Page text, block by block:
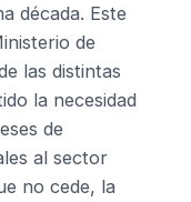
década. Este
de
las distintas
la necesidad
de
al sector
no cede, la